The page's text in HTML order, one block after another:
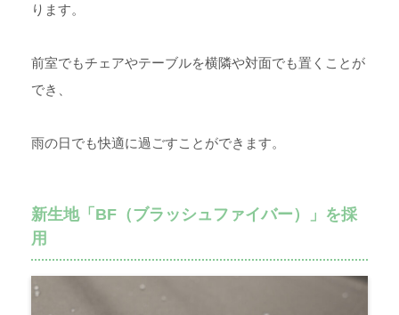
ります。
前室でもチェアやテーブルを横隣や対面でも置くことが
でき、
雨の日でも快適に過ごすことができます。
新生地「BF（ブラッシュファイバー）」を採
用